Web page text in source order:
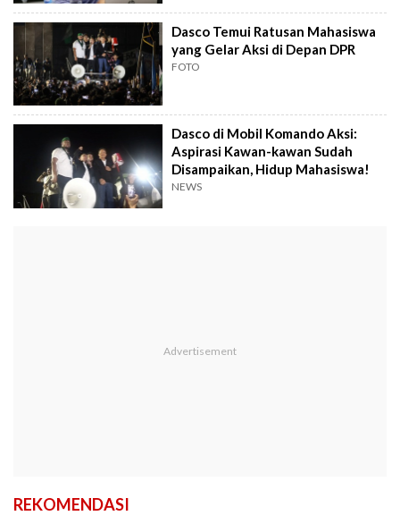
Dasco Temui Ratusan Mahasiswa
yang Gelar Aksi di Depan DPR
FOTO
Dasco di Mobil Komando Aksi:
Aspirasi Kawan-kawan Sudah
Disampaikan, Hidup Mahasiswa!
NEWS
REKOMENDASI